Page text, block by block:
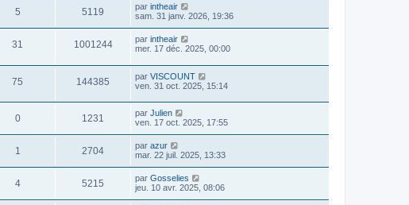
5 5119 par intheair
sam. 31 janv. 2026, 19:36
31 1001244 par intheair
mer. 17 déc. 2025, 00:00
75 144385 par VISCOUNT
ven. 31 oct. 2025, 15:14
0 1231 par Julien
ven. 17 oct. 2025, 17:55
1 2704 par azur
mar. 22 juil. 2025, 13:33
4 5215 par Gosselies
jeu. 10 avr. 2025, 08:06